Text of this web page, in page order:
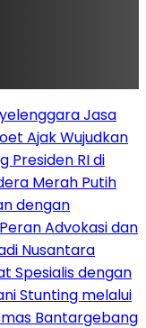
Jasa
Ajak Wujudkan
Presiden RI di
Merah Putih
dengan
Advokasi dan
Nusantara
Spesialis dengan
Stunting melalui
Bantargebang